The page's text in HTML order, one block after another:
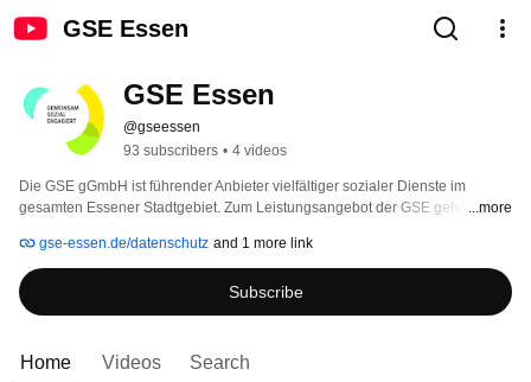
GSE Essen
GSE Essen
@gseessen
93 subscribers • 4 videos
Die GSE gGmbH ist führender Anbieter vielfältiger sozialer Dienste im
gesamten Essener Stadtgebiet. Zum Leistungsangebot der GSE gehören
betreutes Seniorenwohnen, Wohnheime und ambulant betreutes Wohnen
für geistig und psychisch behinderte Menschen, Wohnangebote für
Wohnungslose und anerkannte Werkstätten für behinderte Menschen.
...more
gse-essen.de/datenschutz and 1 more link
Subscribe
Home Videos Search